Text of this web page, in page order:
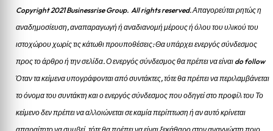
Copyright 2021 Businessrise Group. All rights reserved. Απαγορεύται ρητώς η
αναδημοσίευση, αναπαραγωγή ή αναδιανομή μέρους ή όλου του υλικού του
ιστοχώρου χωρίς τις κάτωθι προυποθέσεις: Θα υπάρχει ενεργός σύνδεσμος
προς το άρθρο ή την σελίδα.Ο ενεργός σύνδεσμος θα πρέπει να είναι do follow
Όταν τα κείμενα υπογράφονται από συντάκτες, τότε θα πρέπει να περιλαμβάνεται
το όνομα του συντάκτη και ο ενεργός σύνδεσμος που οδηγεί στο προφίλ του Το
κείμενο δεν πρέπει να αλλοιώνεται σε καμία περίπτωση ή αν αυτό κρίνεται